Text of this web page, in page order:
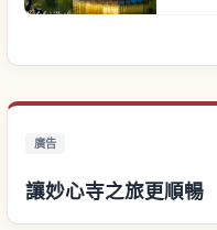
廣告
讓妙心寺之旅更順暢